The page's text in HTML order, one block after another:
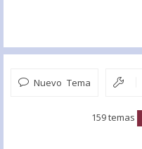
Nuevo Tema
159 temas